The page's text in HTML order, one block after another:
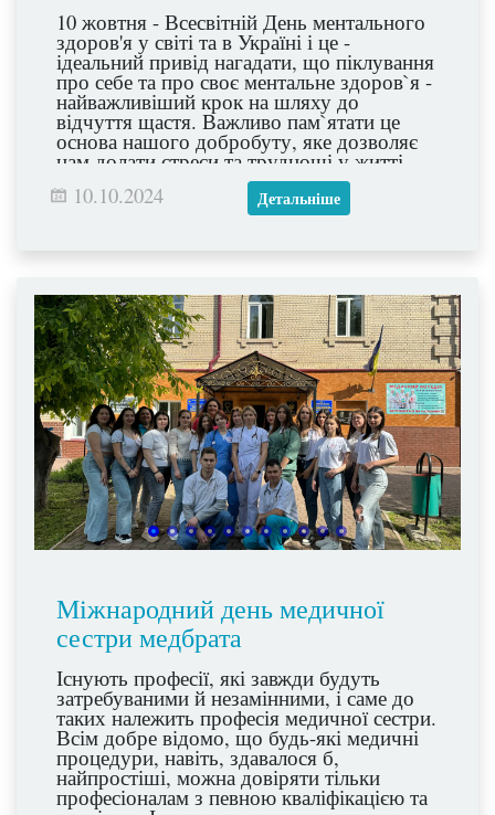
10 жовтня - Всесвітній День ментального
здоров'я у світі та в Україні і це -
ідеальний привід нагадати, що піклування
про себе та про своє ментальне здоров`я -
найважливіший крок на шляху до
відчуття щастя. Важливо пам`ятати це
основа нашого добробуту, яке дозволяє
нам долати стреси та труднощі у житті.
10.10.2024
Детальніше
Міжнародний день медичної
сестри медбрата
Існують професії, які завжди будуть
затребуваними й незамінними, і саме до
таких належить професія медичної сестри.
Всім добре відомо, що будь-які медичні
процедури, навіть, здавалося б,
найпростіші, можна довіряти тільки
професіоналам з певною кваліфікацією та